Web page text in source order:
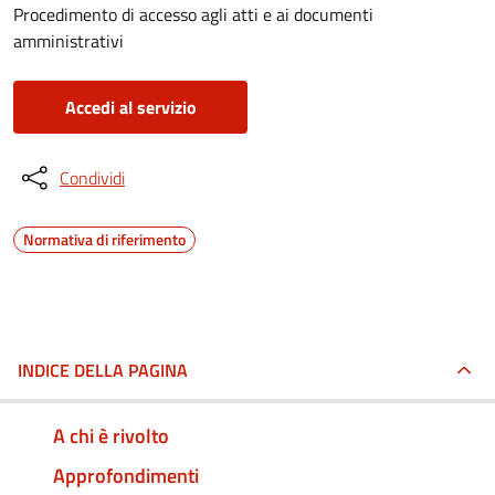
Procedimento di accesso agli atti e ai documenti
amministrativi
Accedi al servizio
Condividi
Normativa di riferimento
INDICE DELLA PAGINA
A chi è rivolto
Approfondimenti